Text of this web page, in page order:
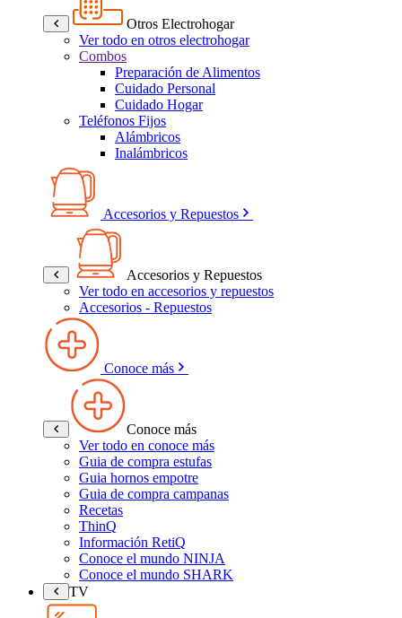
Otros Electrohogar
Ver todo en otros electrohogar
Combos
Preparación de Alimentos
Cuidado Personal
Cuidado Hogar
Teléfonos Fijos
Alámbricos
Inalámbricos
Accesorios y Repuestos
Accesorios y Repuestos
Ver todo en accesorios y repuestos
Accesorios - Repuestos
Conoce más
Conoce más
Ver todo en conoce más
Guia de compra estufas
Guia hornos empotre
Guia de compra campanas
Recetas
ThinQ
Información RetiQ
Conoce el mundo NINJA
Conoce el mundo SHARK
TV